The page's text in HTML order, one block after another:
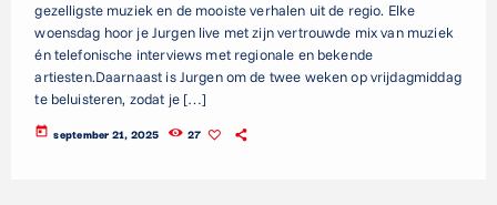
gezelligste muziek en de mooiste verhalen uit de regio. Elke
woensdag hoor je Jurgen live met zijn vertrouwde mix van muziek
én telefonische interviews met regionale en bekende
artiesten.Daarnaast is Jurgen om de twee weken op vrijdagmiddag
te beluisteren, zodat je […]
today september 21, 2025 27